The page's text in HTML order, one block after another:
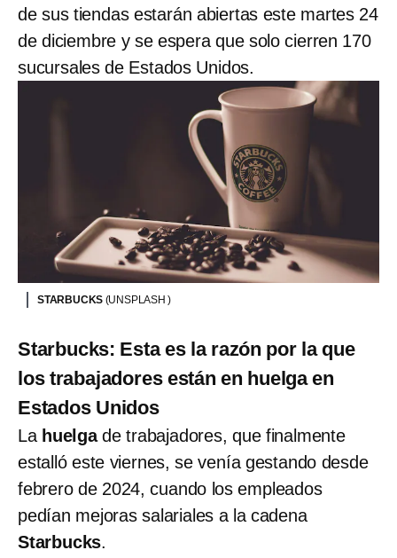
de sus tiendas estarán abiertas este martes 24
de diciembre y se espera que solo cierren 170
sucursales de Estados Unidos.
STARBUCKS (UNSPLASH )
Starbucks: Esta es la razón por la que
los trabajadores están en huelga en
Estados Unidos
La huelgade trabajadores, que finalmente
estalló este viernes, se venía gestando desde
febrero de 2024, cuando los empleados
pedían mejoras salariales a la cadena
Starbucks.